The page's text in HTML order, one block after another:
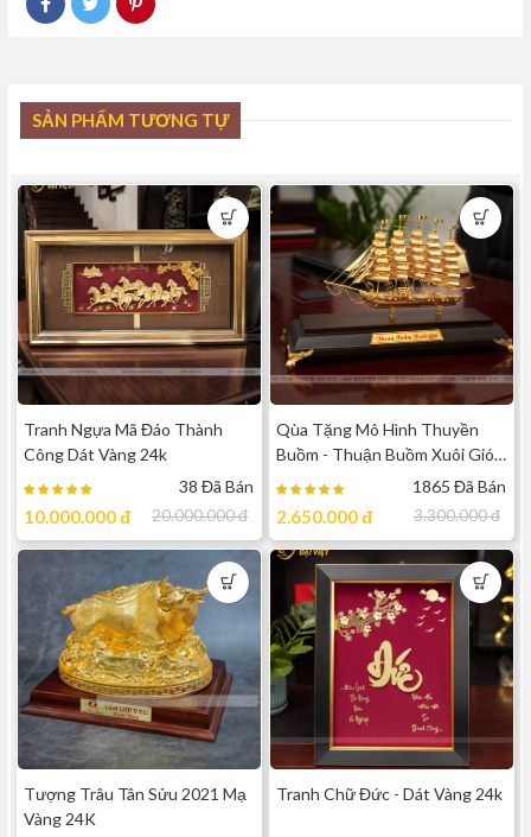
SẢN PHẨM TƯƠNG TỰ
Tranh Ngựa Mã Đáo Thành
Công Dát Vàng 24k
38 Đã Bán
10.000.000đ 20.000.000đ
Qùa Tặng Mô Hình Thuyền
Buồm - Thuận Buồm Xuôi Gió
Dát Vàng 24k - TBT06 ( cỡ
1865 Đã Bán
2.650.000đ 3.300.000đ
Tượng Trâu Tân Sửu 2021 Mạ
Vàng 24K
Tranh Chữ Đức - Dát Vàng 24k